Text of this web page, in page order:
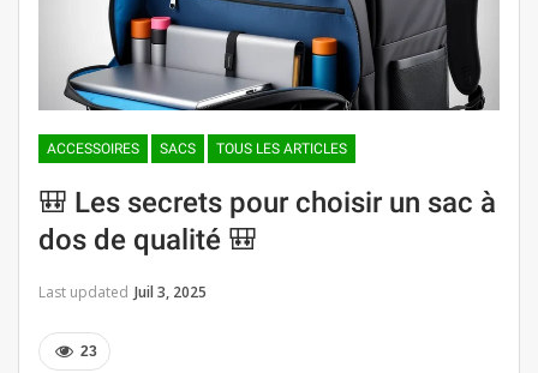
ACCESSOIRES SACS TOUS LES ARTICLES
🎒 Les secrets pour choisir un sac à
dos de qualité 🎒
Last updated Juil 3, 2025
23